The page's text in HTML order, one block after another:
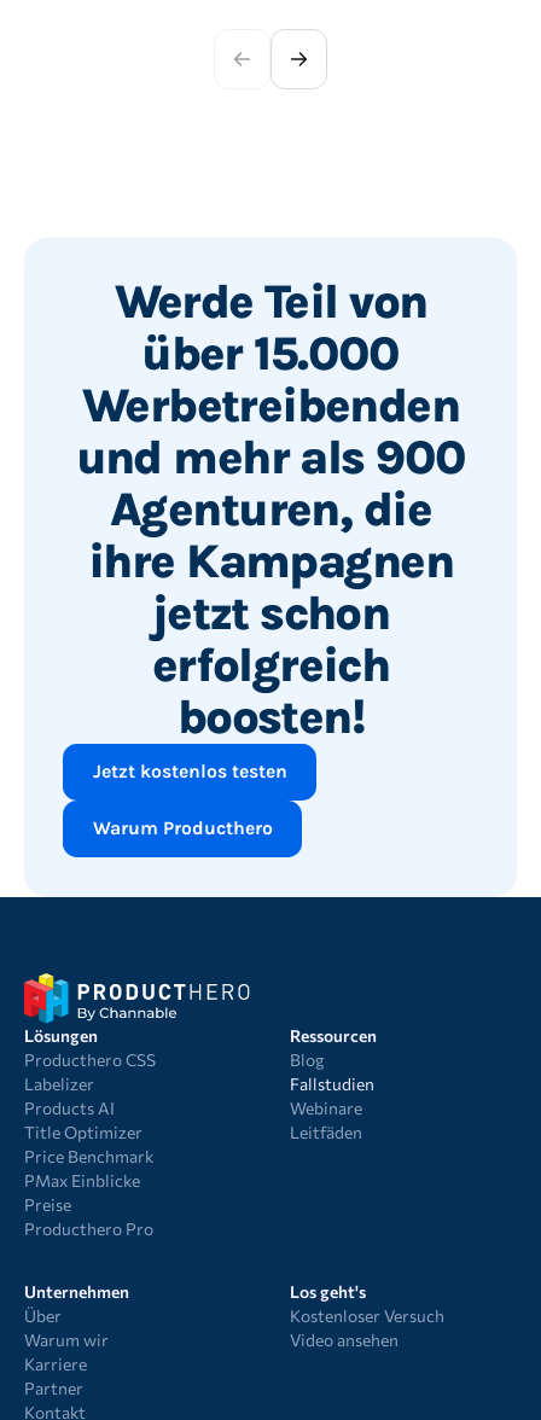
Werde Teil von
über 15.000
Werbetreibenden
und mehr als 900
Agenturen, die
ihre Kampagnen
jetzt schon
erfolgreich
boosten!
Jetzt kostenlos testen
Warum Producthero
Lösungen
Producthero CSS
Labelizer
Products AI
Title Optimizer
Price Benchmark
PMax Einblicke
Preise
Producthero Pro
Ressourcen
Blog
Fallstudien
Webinare
Leitfäden
Unternehmen
Über
Warum wir
Karriere
Partner
Kontakt
Los geht's
Kostenloser Versuch
Video ansehen